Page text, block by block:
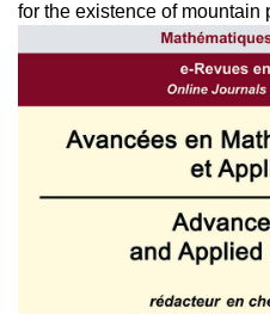
for the existence of mountain